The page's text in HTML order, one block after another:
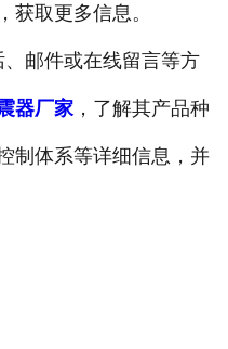
获取更多信息。
邮件或在线留言等方
器厂家，了解其产品种
制体系等详细信息，并